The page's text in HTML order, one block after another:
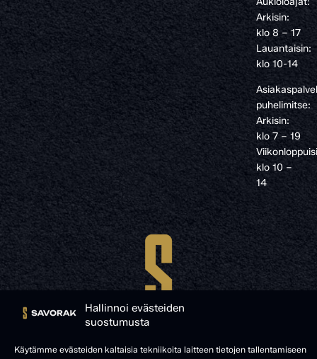
Hallinnoi evästeiden
suostumusta
Käytämme evästeiden kaltaisia tekniikoita laitteen tietojen tallentamiseen
Arkisin:
klo 8 – 17
Lauantaisin:
klo 10-14
puhelimitse:
Arkisin:
klo 7 – 19
klo 10 –
14